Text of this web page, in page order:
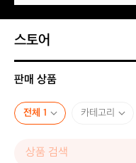
3
8
6
스토어
판매 상품
전체 1 카테고리